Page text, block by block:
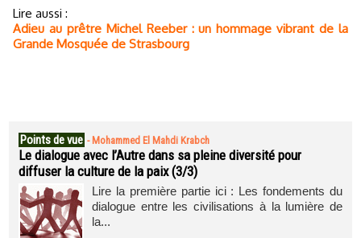
Lire aussi :
Adieu au prêtre Michel Reeber : un hommage vibrant de la
Grande Mosquée de Strasbourg
Points de vue - Mohammed El Mahdi Krabch
Le dialogue avec l’Autre dans sa pleine diversité pour
diffuser la culture de la paix (3/3)
Lire la première partie ici : Les fondements du
dialogue entre les civilisations à la lumière de
la...